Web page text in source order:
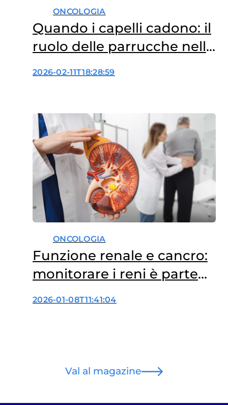
ONCOLOGIA
Quando i capelli cadono: il
ruolo delle parrucche nelle
cure oncologiche
2026-02-11T18:28:59
ONCOLOGIA
Funzione renale e cancro:
monitorare i reni è parte
della cura
2026-01-08T11:41:04
Val al magazine